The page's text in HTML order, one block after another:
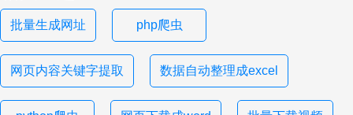
批量生成网址 php爬虫
网页内容关键字提取 数据自动整理成excel